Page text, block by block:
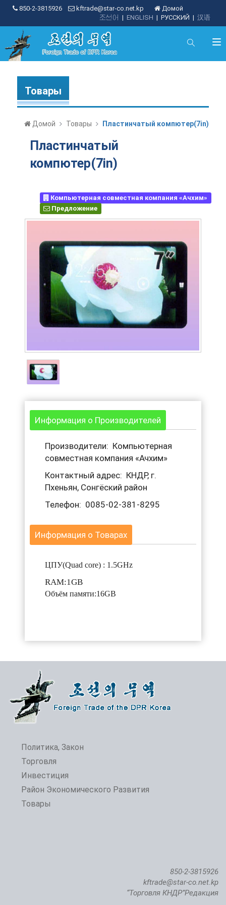
850-2-3815926 kftrade@star-co.net.kp
Домой
| 汉语
| РУССКИЙ
| ENGLISH
조선어
Товары
Домой Товары Пластинчатый компютер(7in)
Пластинчатый
компютер(7in)
Компьютерная совместная компания «Ачхим»
Предложение
Информация о Производителей
Производители: Компьютерная
совместная компания «Ачхим»
Контактный адрес: КНДР, г.
Пхеньян, Сонгёский район
Телефон: 0085-02-381-8295
Информация о Товарах
ЦПУ(Quad core) : 1.5GHz
RAM:1GB
Объём памяти:16GB
Политика, Закон
Торговля
Инвестиция
Район Экономического Развития
Товары
850-2-3815926
kftrade@star-co.net.kp
“Торговля КНДР”Редакция